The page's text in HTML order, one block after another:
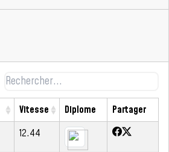
Vitesse Diplome
Partager
12.44